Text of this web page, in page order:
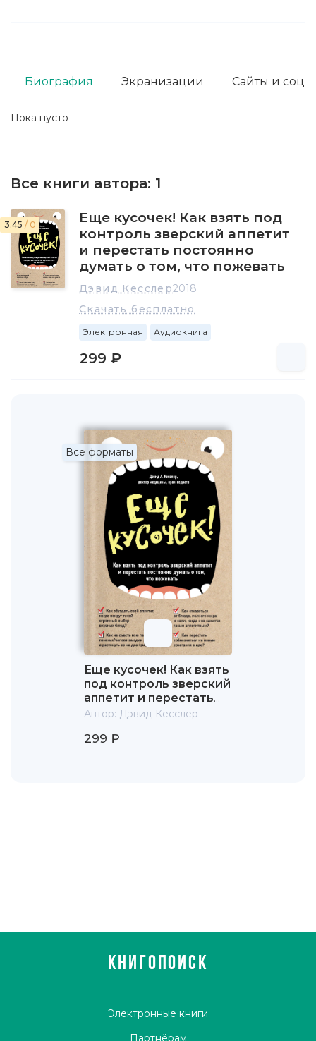
Пока пусто
Биография Экранизации Сайты и соц.
Все книги автора: 1
3.45 / 0
Еще кусочек! Как взять под
контроль зверский аппетит
и перестать постоянно
думать о том, что пожевать
Дэвид Кесслер2018
Скачать бесплатно
Электронная Аудиокнига
299 ₽
Все форматы
Еще кусочек! Как взять
под контроль зверский
аппетит и перестать
постоянно думать о
Автор: Дэвид Кесслер
299 ₽
КНИГОПОИСК
Электронные книги
Партнёрам